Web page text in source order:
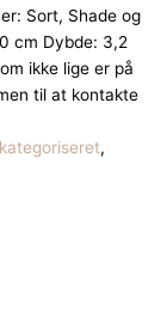
Sort, Shade og
cm Dybde: 3,2
ikke lige er på
til at kontakte
,